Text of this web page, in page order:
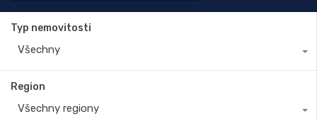
Typ nemovitosti
Všechny
Region
Všechny regiony